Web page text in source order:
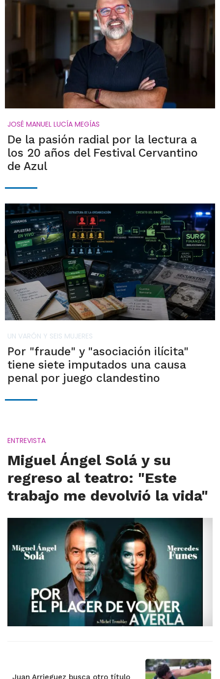
JOSÉ MANUEL LUCÍA MEGÍAS
De la pasión radial por la lectura a
los 20 años del Festival Cervantino
de Azul
UN VARÓN Y SEIS MUJERES
Por "fraude" y "asociación ilícita"
tiene siete imputados una causa
penal por juego clandestino
ENTREVISTA
Miguel Ángel Solá y su
regreso al teatro: "Este
trabajo me devolvió la vida"
Juan Arrieguez busca otro título